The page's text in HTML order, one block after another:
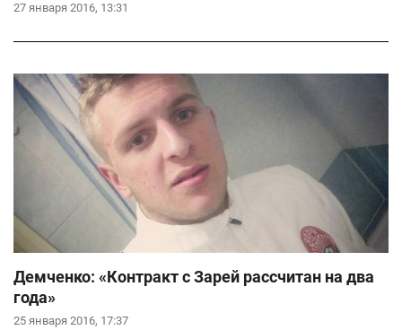
27 января 2016, 13:31
25 января 2016, 17:37
Демченко: «Контракт с Зарей рассчитан на два
года»